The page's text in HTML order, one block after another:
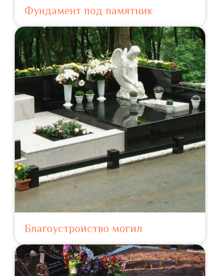
Фундамент под памятник
Благоустройство могил